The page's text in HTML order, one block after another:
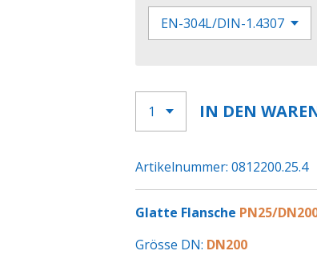
IN DEN
Artikelnummer: 0812200.25.4
Glatte Flansche PN25/
Grösse DN: DN200